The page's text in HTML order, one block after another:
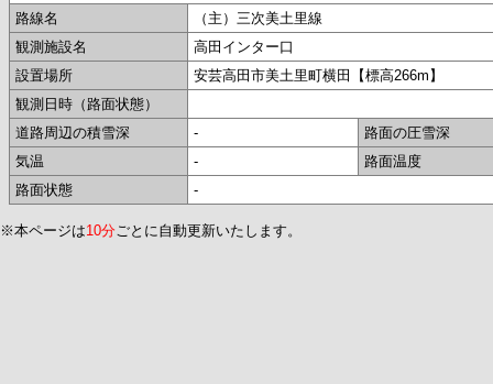
路線名
（主）三次美土里線
観測施設名
高田インター口
設置場所
安芸高田市美土里町横田【標高266m】
観測日時（路面状態）
道路周辺の積雪深
-
路面の圧雪深
気温
-
路面温度
路面状態
-
※本ページは10分ごとに自動更新いたします。